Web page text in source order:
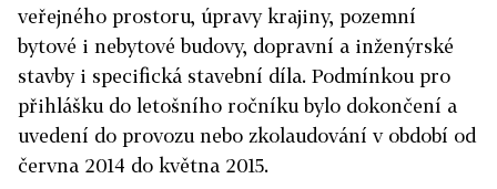
veřejného prostoru, úpravy krajiny, pozemní
bytové i nebytové budovy, dopravní a inženýrské
stavby i specifická stavební díla. Podmínkou pro
přihlášku do letošního ročníku bylo dokončení a
uvedení do provozu nebo zkolaudování v období od
června 2014 do května 2015.